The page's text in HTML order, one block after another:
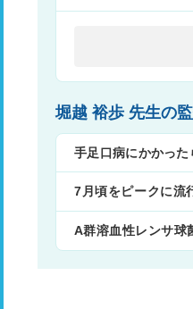
堀越 裕歩 先生の
手足口病にかかっ
7月頃をピークに流
A群溶血性レンサ球